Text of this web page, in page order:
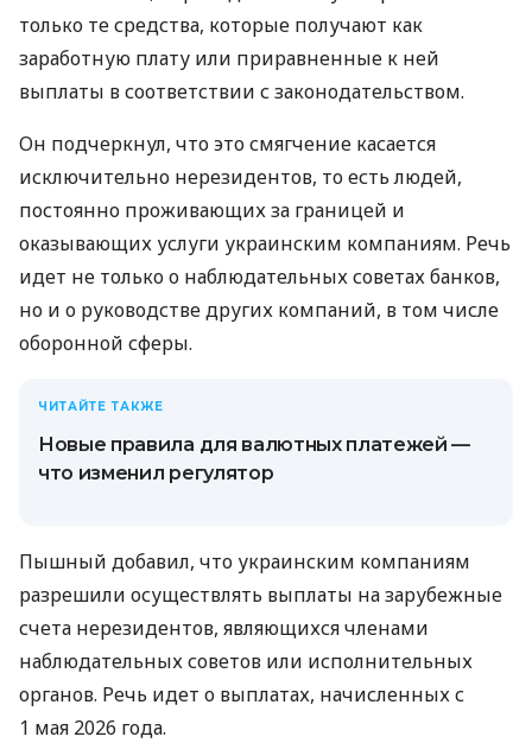
только те средства, которые получают как
заработную плату или приравненные к ней
выплаты в соответствии с законодательством.
Он подчеркнул, что это смягчение касается
исключительно нерезидентов, то есть людей,
постоянно проживающих за границей и
оказывающих услуги украинским компаниям. Речь
идет не только о наблюдательных советах банков,
но и о руководстве других компаний, в том числе
оборонной сферы.
ЧИТАЙТЕ ТАКЖЕ
Новые правила для валютных платежей —
что изменил регулятор
Пышный добавил, что украинским компаниям
разрешили осуществлять выплаты на зарубежные
счета нерезидентов, являющихся членами
наблюдательных советов или исполнительных
органов. Речь идет о выплатах, начисленных с
1 мая 2026 года.